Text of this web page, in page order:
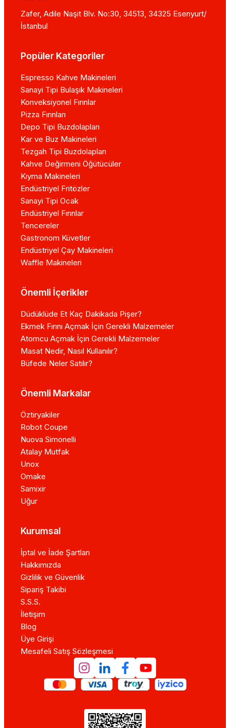
Zafer, Adile Naşit Blv. No:30, 34513, 34325 Esenyurt/
İstanbul
Popüler Kategoriler
Espresso Kahve Makineleri
Sanayi Tipi Bulaşık Makineleri
Konveksiyonel Fırınlar
Pizza Fırınları
Depo Tipi Buzdolapları
Kar ve Buz Makineleri
Tezgah Tipi Buzdolapları
Kahve Değirmeni Öğütücüler
Kıyma Makineleri
Endüstriyel Fritözler
Sanayi Tipi Ocak
Endüstriyel Fırınlar
Tencereler
Gastronom Küvetler
Endüstriyel Çay Makineleri
Waffle Makineleri
Önemli İçerikler
Düdüklüde Et Kaç Dakikada Pişer?
Ekmek Fırını Açmak İçin Gerekli Malzemeler
Atomcu Açmak İçin Gerekli Malzemeler
Masat Nedir, Nasıl Kullanılır?
Büfede Neler Satılır?
Önemli Markalar
Öztiryakiler
Robot Coupe
Nuova Simonelli
Atalay Mutfak
Unox
Omake
Samixir
Uğur
Kurumsal
İptal ve İade Şartları
Hakkımızda
Gizlilik ve Güvenlik
Sipariş Takibi
S.S.S.
İletişim
Blog
Üye Girişi
Mesafeli Satış Sözleşmesi